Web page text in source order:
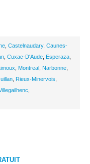
Castelnaudary, Caunes-
Cuxac-D'Aude Esperaza
Montreal Narbonne
Rieux-Minervois